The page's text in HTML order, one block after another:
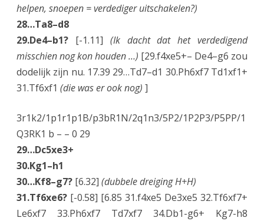
helpen, snoepen = verdediger uitschakelen?)
28…Ta8–d8
29.De4–b1? [-1.11] (Ik dacht dat het verdedigend
misschien nog kon houden …) [29.f4xe5+– De4–g6 zou
dodelijk zijn nu. 17.39 29…Td7–d1 30.Ph6xf7 Td1xf1+
31.Tf6xf1 (die was er ook nog) ]
3r1k2/1p1r1p1B/p3bR1N/2q1n3/5P2/1P2P3/P5PP/1
Q3RK1 b – – 0 29
29…Dc5xe3+
30.Kg1–h1
30…Kf8–g7? [6.32] (dubbele dreiging H+H)
31.Tf6xe6? [-0.58] [6.85 31.f4xe5 De3xe5 32.Tf6xf7+
Le6xf7 33.Ph6xf7 Td7xf7 34.Db1-g6+ Kg7-h8